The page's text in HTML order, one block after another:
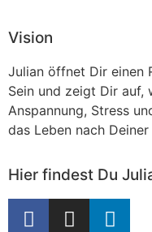
Vision
Julian öffnet Dir einen
Sein und zeigt Dir auf,
Anspannung, Stress
das Leben nach
Hier findest Du